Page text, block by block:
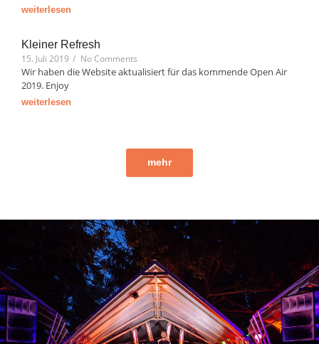
weiterlesen
Kleiner Refresh
15. Juli 2019 / No Comments
Wir haben die Website aktualisiert für das kommende Open Air
2019. Enjoy
weiterlesen
mehr